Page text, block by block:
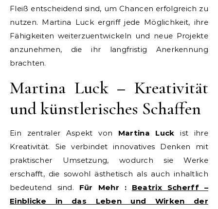
Fleiß entscheidend sind, um Chancen erfolgreich zu
nutzen. Martina Luck ergriff jede Möglichkeit, ihre
Fähigkeiten weiterzuentwickeln und neue Projekte
anzunehmen, die ihr langfristig Anerkennung
brachten.
Martina Luck – Kreativität
und künstlerisches Schaffen
Ein zentraler Aspekt von Martina Luck ist ihre
Kreativität. Sie verbindet innovatives Denken mit
praktischer Umsetzung, wodurch sie Werke
erschafft, die sowohl ästhetisch als auch inhaltlich
bedeutend sind. Für Mehr : Beatrix Scherff –
Einblicke in das Leben und Wirken der